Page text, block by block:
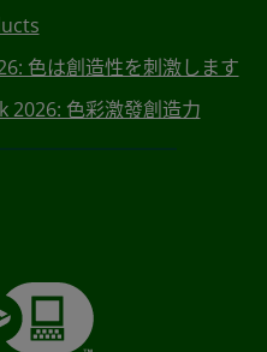
色は創造性を刺激します
2026: 色彩激發創造力